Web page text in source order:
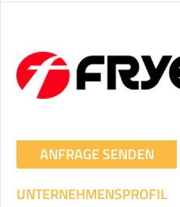
ANFRAGE SENDEN
UNTERNEHMENSPROFIL